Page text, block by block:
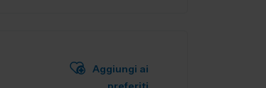
Aggiungi ai